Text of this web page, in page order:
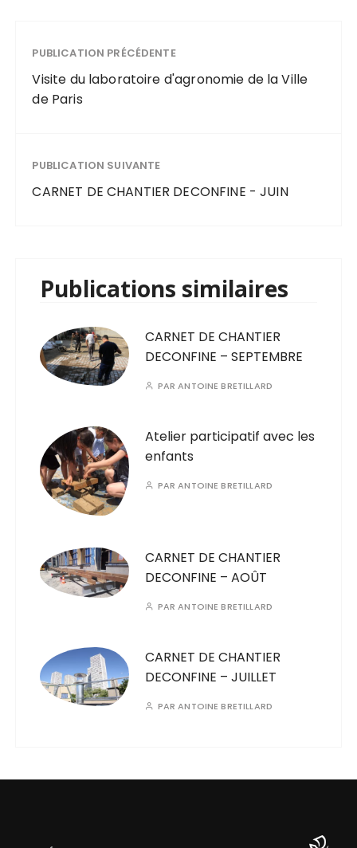
PUBLICATION PRÉCÉDENTE
Visite du laboratoire d'agronomie de la Ville
de Paris
PUBLICATION SUIVANTE
CARNET DE CHANTIER DECONFINE - JUIN
Publications similaires
CARNET DE CHANTIER
DECONFINE – SEPTEMBRE
PARANTOINE BRETILLARD
Atelier participatif avec les
enfants
PARANTOINE BRETILLARD
CARNET DE CHANTIER
DECONFINE – AOÛT
PARANTOINE BRETILLARD
CARNET DE CHANTIER
DECONFINE – JUILLET
PARANTOINE BRETILLARD